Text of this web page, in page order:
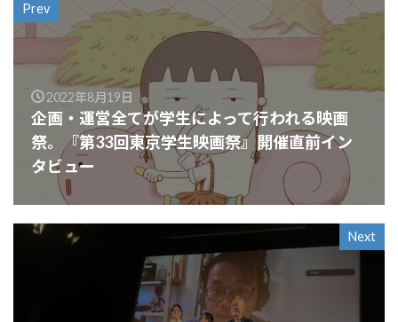
Prev
2022年8月19日
企画・運営全てが学生によって行われる映画
祭。『第33回東京学生映画祭』開催直前イン
タビュー
Next